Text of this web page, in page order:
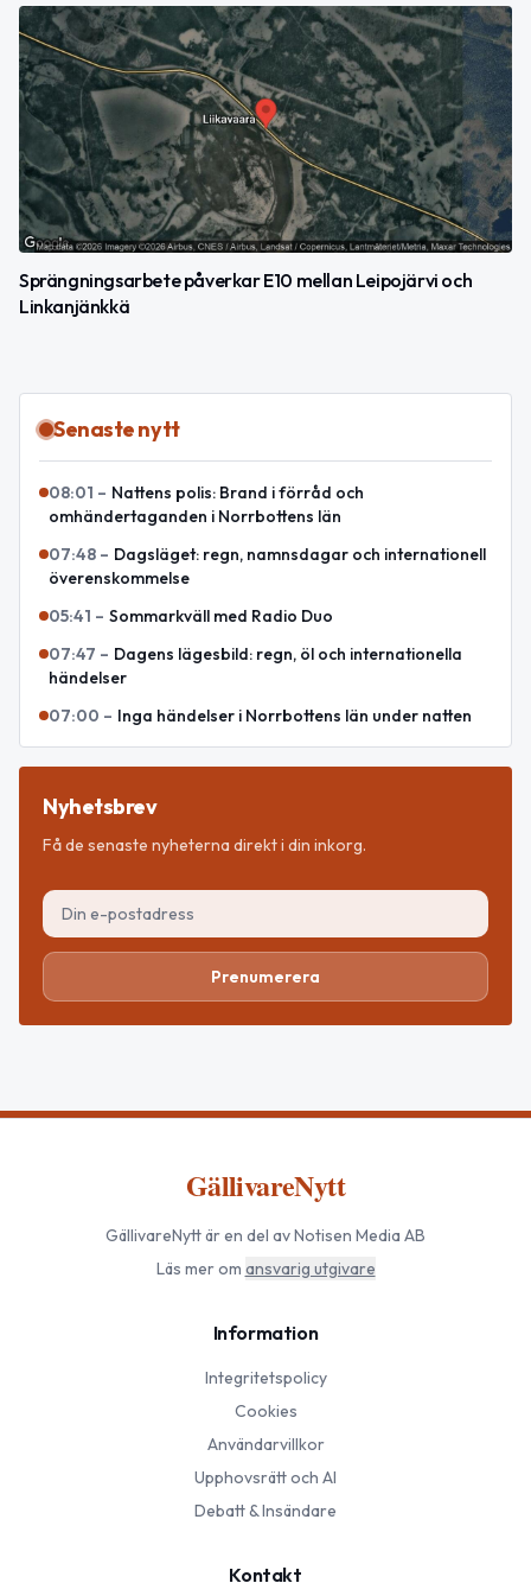
Sprängningsarbete påverkar E10 mellan Leipojärvi och
Linkanjänkkä
Senaste nytt
08:01 – Nattens polis: Brand i förråd och
omhändertaganden i Norrbottens län
07:48 – Dagsläget: regn, namnsdagar och internationell
överenskommelse
05:41 – Sommarkväll med Radio Duo
07:47 – Dagens lägesbild: regn, öl och internationella
händelser
07:00 – Inga händelser i Norrbottens län under natten
Nyhetsbrev
Få de senaste nyheterna direkt i din inkorg.
Prenumerera
GällivareNytt
GällivareNyttär en del av Notisen Media AB
Läs mer om ansvarig utgivare
Information
Integritetspolicy
Cookies
Användarvillkor
Upphovsrätt och AI
Debatt & Insändare
Kontakt